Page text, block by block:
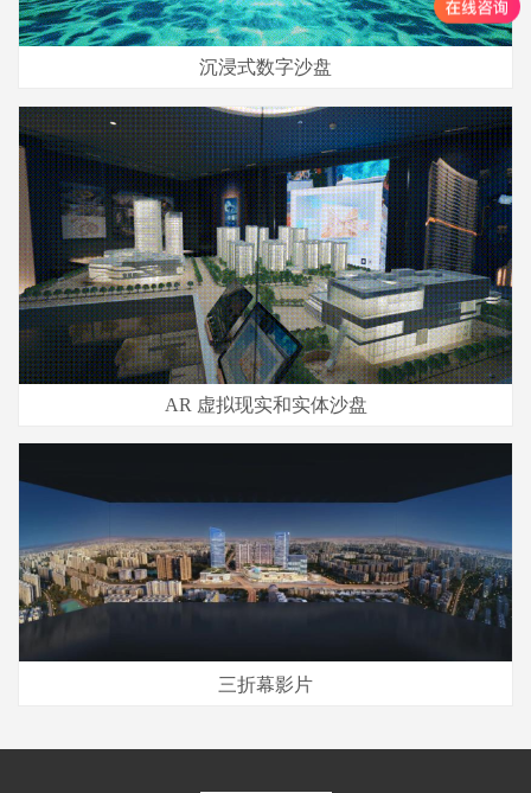
沉浸式数字沙盘
AR 虚拟现实和实体沙盘
三折幕影片